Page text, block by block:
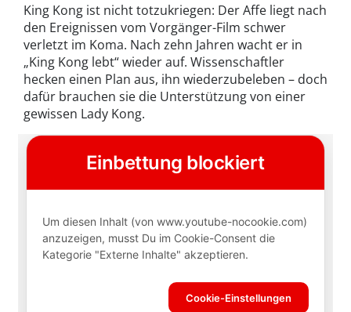
King Kong ist nicht totzukriegen: Der Affe liegt nach
den Ereignissen vom Vorgänger-Film schwer
verletzt im Koma. Nach zehn Jahren wacht er in
„King Kong lebt“ wieder auf. Wissenschaftler
hecken einen Plan aus, ihn wiederzubeleben – doch
dafür brauchen sie die Unterstützung von einer
gewissen Lady Kong.